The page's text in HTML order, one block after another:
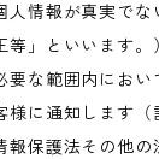
人情報が真実で
等」といいます
要な範囲内にお
様に通知します
保護法その他